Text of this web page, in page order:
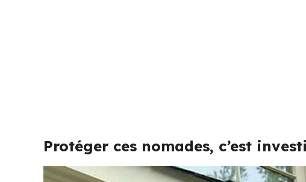
Protéger ces nomades, c’est